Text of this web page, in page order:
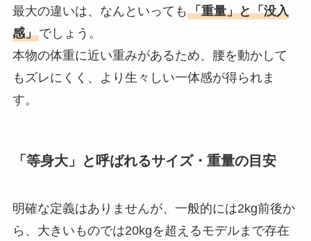
最大の違いは、なんといっても 「重量」と「没入
感」でしょう。
本物の体重に近い重みがあるため、腰を動かして
もズレにくく、より生々しい一体感が得られま
す。
「等身大」と呼ばれるサイズ・重量の目安
明確な定義はありませんが、一般的には2kg前後か
ら、大きいものでは20kgを超えるモデルまで存在